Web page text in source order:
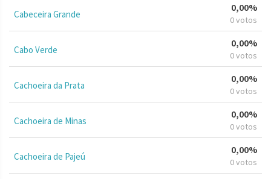
Cabeceira Grande
0,00%
0 votos
Cabo Verde
0,00%
0 votos
Cachoeira da Prata
0,00%
0 votos
Cachoeira de Minas
0,00%
0 votos
Cachoeira de Pajeú
0,00%
0 votos